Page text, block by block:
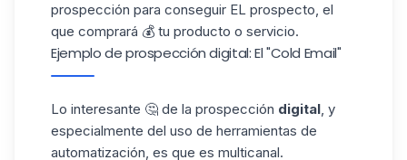
prospección para conseguir EL prospecto, el
que comprará 💰 tu producto o servicio.
Ejemplo de prospección digital: El "Cold Email"
Lo interesante 🤔 de la prospección digital, y
especialmente del uso de herramientas de
automatización, es que es multicanal.